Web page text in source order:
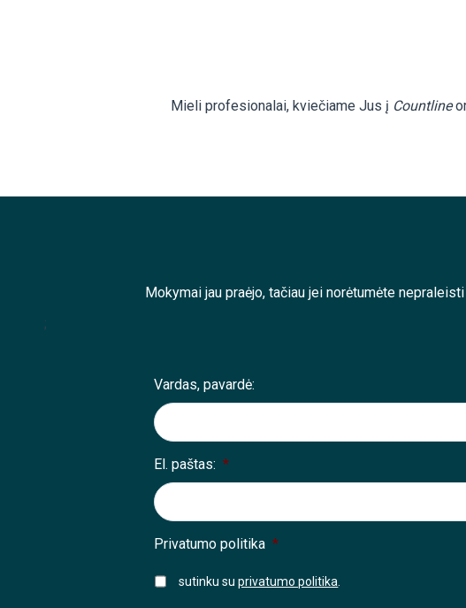
Mieli profesionalai, kviečiame Jus į Countline
Mokymai jau praėjo, tačiau jei norėtumėte
;
Vardas, pavardė:
El. paštas: *
Privatumo politika *
sutinku suprivatumo politika